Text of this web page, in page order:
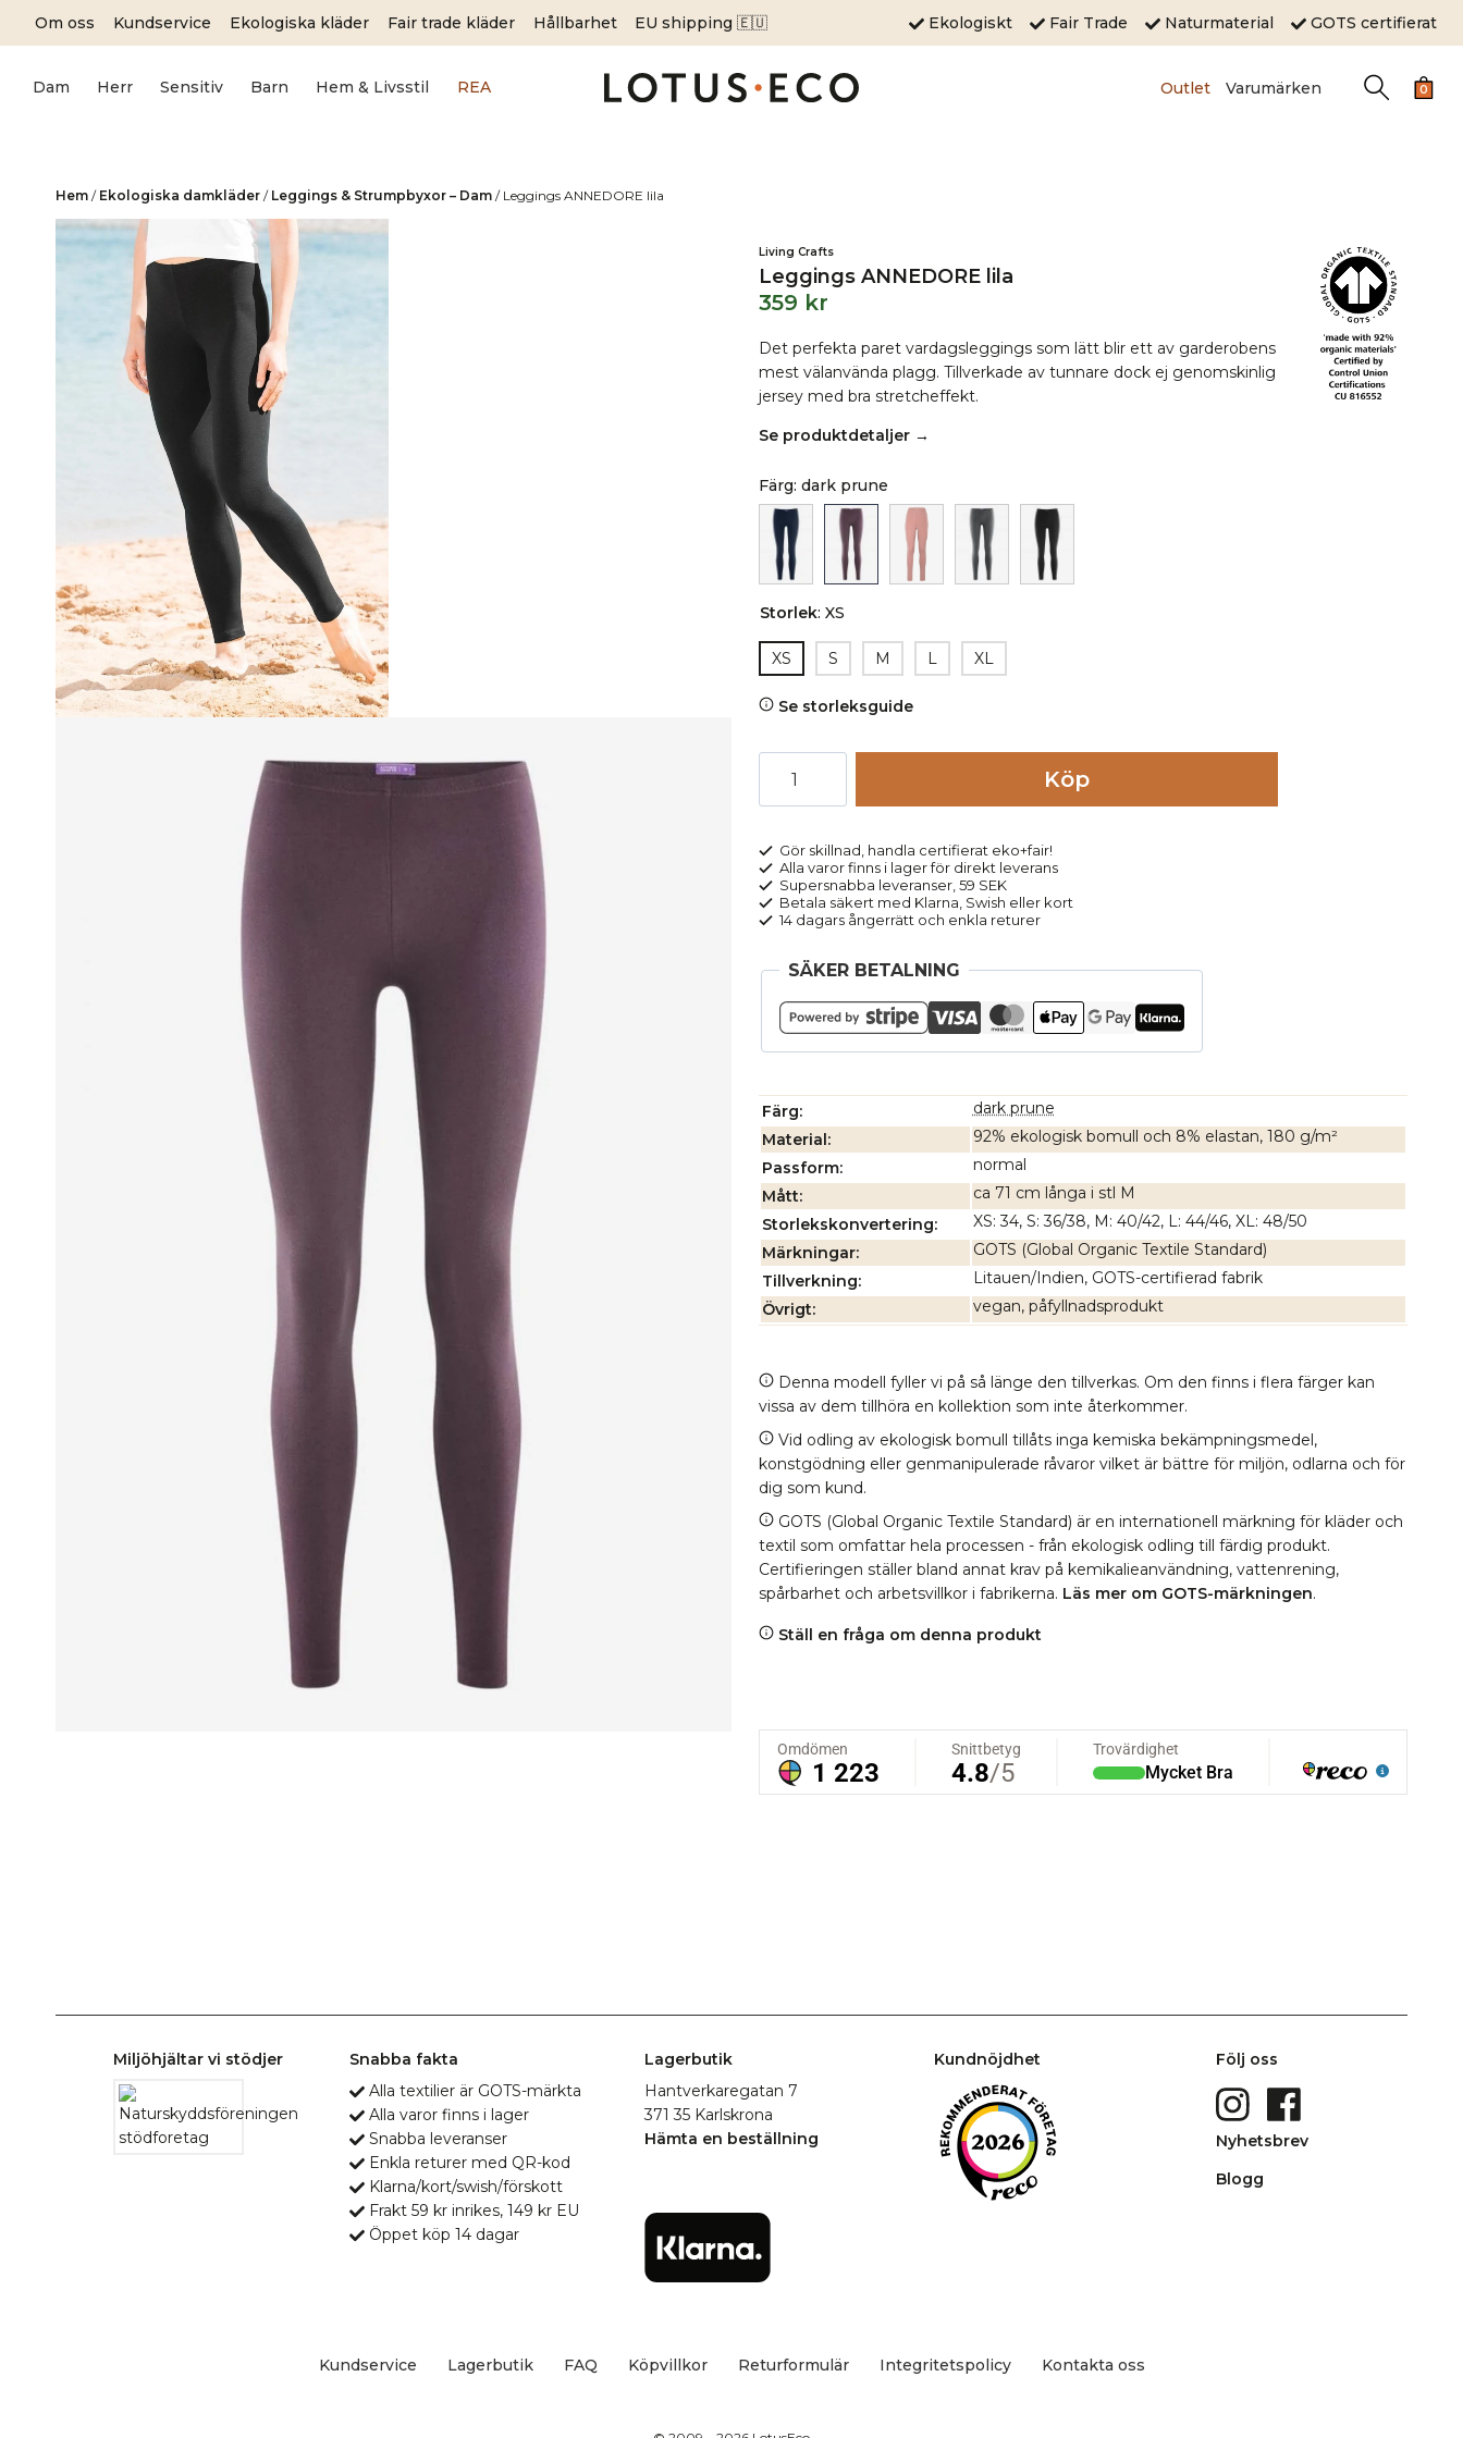
Om oss Kundservice Ekologiska kläder Fair trade kläder Hållbarhet EU shipping 🇪🇺 Ekologiskt Fair Trade Naturmaterial GOTS certifierat
Dam Herr Sensitiv Barn Hem & Livsstil REA Outlet Varumärken 0
Hem / Ekologiska damkläder / Leggings & Strumpbyxor – Dam / Leggings ANNEDORE lila
Living Crafts
Leggings ANNEDORE lila
359 kr
Det perfekta paret vardagsleggings som lätt blir ett av garderobens
mest välanvända plagg. Tillverkade av tunnare dock ej genomskinlig
jersey med bra stretcheffekt.
Se produktdetaljer →
Färg: dark prune
Storlek: XS
XS S M L XL
Se storleksguide
ANNEDORE
mängd
Köp
Gör skillnad, handla certifierat eko+fair!
Alla varor finns i lager för direkt leverans
Supersnabba leveranser, 59 SEK
Betala säkert med Klarna, Swish eller kort
14 dagars ångerrätt och enkla returer
SÄKER BETALNING
Färg
dark prune
Material
92% ekologisk bomull och 8% elastan, 180 g/m²
Passform
normal
Mått
ca 71 cm långa i stl M
Storlekskonvertering
XS: 34, S: 36/38, M: 40/42, L: 44/46, XL: 48/50
Märkningar
GOTS (Global Organic Textile Standard)
Tillverkning
Litauen/Indien, GOTS-certifierad fabrik
Övrigt
vegan, påfyllnadsprodukt
Denna modell fyller vi på så länge den tillverkas. Om den finns i flera färger kan
vissa av dem tillhöra en kollektion som inte återkommer.
Vid odling av ekologisk bomull tillåts inga kemiska bekämpningsmedel,
konstgödning eller genmanipulerade råvaror vilket är bättre för miljön, odlarna och för
dig som kund.
GOTS (Global Organic Textile Standard) är en internationell märkning för kläder och
textil som omfattar hela processen - från ekologisk odling till färdig produkt.
Certifieringen ställer bland annat krav på kemikalieanvändning, vattenrening,
spårbarhet och arbetsvillkor i fabrikerna. Läs mer om GOTS-märkningen.
Ställ en fråga om denna produkt
Miljöhjältar vi stödjer
Snabba fakta
Alla textilier är GOTS-märkta
Alla varor finns i lager
Snabba leveranser
Enkla returer med QR-kod
Klarna/kort/swish/förskott
Frakt 59 kr inrikes, 149 kr EU
Öppet köp 14 dagar
Lagerbutik
Hantverkaregatan 7
371 35 Karlskrona
Hämta en beställning
Kundnöjdhet Följ oss
Nyhetsbrev
Blogg
Kundservice Lagerbutik FAQ Köpvillkor Returformulär Integritetspolicy Kontakta oss